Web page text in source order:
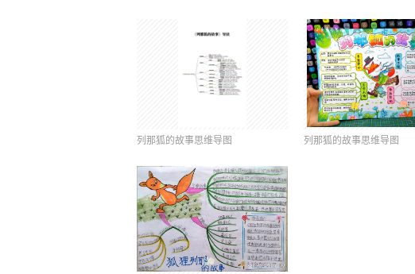
列那狐的故事思维导图 列那狐的故事思维导图